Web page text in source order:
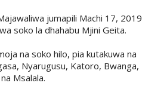
jumapili Machi 17, 2019
soko la dhahabu Mjini Geita.
na soko hilo, pia kutakuwa na
Nyarugusu, Katoro, Bwanga,
Msalala.